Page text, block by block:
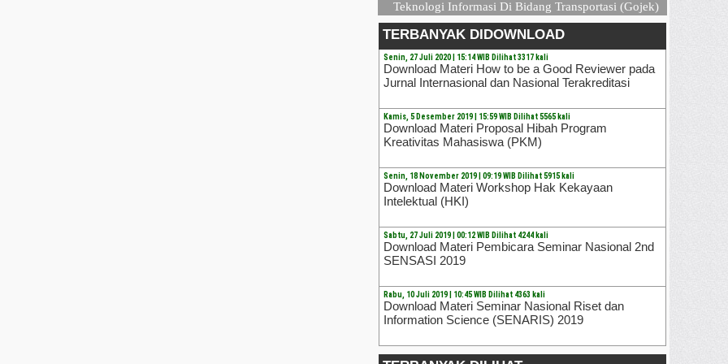
Teknologi Informasi Di Bidang Transportasi (Gojek)
TERBANYAK DIDOWNLOAD
Senin, 27 Juli 2020 | 15:14 WIB Dilihat 3317 kali
Download Materi How to be a Good Reviewer pada
Jurnal Internasional dan Nasional Terakreditasi
Kamis, 5 Desember 2019 | 15:59 WIB Dilihat 5565 kali
Download Materi Proposal Hibah Program
Kreativitas Mahasiswa (PKM)
Senin, 18 November 2019 | 09:19 WIB Dilihat 5915 kali
Download Materi Workshop Hak Kekayaan
Intelektual (HKI)
Sabtu, 27 Juli 2019 | 00:12 WIB Dilihat 4244 kali
Download Materi Pembicara Seminar Nasional 2nd
SENSASI 2019
Rabu, 10 Juli 2019 | 10:45 WIB Dilihat 4363 kali
Download Materi Seminar Nasional Riset dan
Information Science (SENARIS) 2019